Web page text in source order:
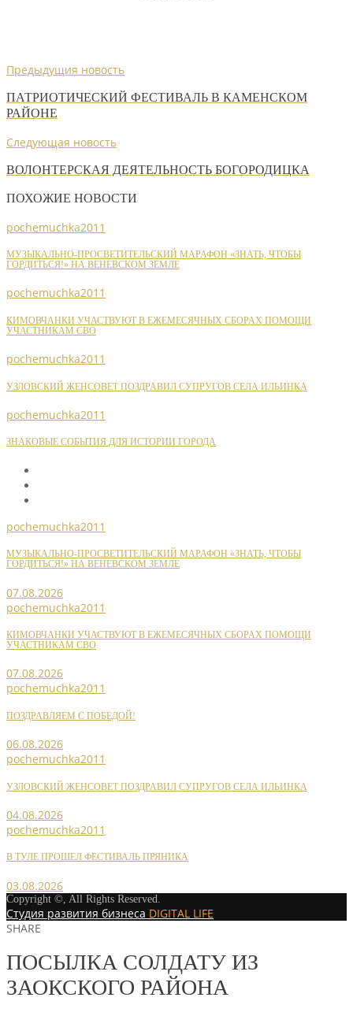
Предыдущия новость
ПАТРИОТИЧЕСКИЙ ФЕСТИВАЛЬ В КАМЕНСКОМ
РАЙОНЕ
Следующая новость
ВОЛОНТЕРСКАЯ ДЕЯТЕЛЬНОСТЬ БОГОРОДИЦКА
ПОХОЖИЕ НОВОСТИ
pochemuchka2011
МУЗЫКАЛЬНО-ПРОСВЕТИТЕЛЬСКИЙ МАРАФОН «ЗНАТЬ, ЧТОБЫ
ГОРДИТЬСЯ!» НА ВЕНЕВСКОМ ЗЕМЛЕ
pochemuchka2011
КИМОВЧАНКИ УЧАСТВУЮТ В ЕЖЕМЕСЯЧНЫХ СБОРАХ ПОМОЩИ
УЧАСТНИКАМ СВО
pochemuchka2011
УЗЛОВСКИЙ ЖЕНСОВЕТ ПОЗДРАВИЛ СУПРУГОВ СЕЛА ИЛЬИНКА
pochemuchka2011
ЗНАКОВЫЕ СОБЫТИЯ ДЛЯ ИСТОРИИ ГОРОДА
pochemuchka2011
МУЗЫКАЛЬНО-ПРОСВЕТИТЕЛЬСКИЙ МАРАФОН «ЗНАТЬ, ЧТОБЫ
ГОРДИТЬСЯ!» НА ВЕНЕВСКОМ ЗЕМЛЕ
07.08.2026
pochemuchka2011
КИМОВЧАНКИ УЧАСТВУЮТ В ЕЖЕМЕСЯЧНЫХ СБОРАХ ПОМОЩИ
УЧАСТНИКАМ СВО
07.08.2026
pochemuchka2011
ПОЗДРАВЛЯЕМ С ПОБЕДОЙ!
06.08.2026
pochemuchka2011
УЗЛОВСКИЙ ЖЕНСОВЕТ ПОЗДРАВИЛ СУПРУГОВ СЕЛА ИЛЬИНКА
04.08.2026
pochemuchka2011
В ТУЛЕ ПРОШЕЛ ФЕСТИВАЛЬ ПРЯНИКА
03.08.2026
Copyright ©, All Rights Reserved.
Студия развития бизнеса DIGITAL LIFE
SHARE
ПОСЫЛКА СОЛДАТУ ИЗ
ЗАОКСКОГО РАЙОНА